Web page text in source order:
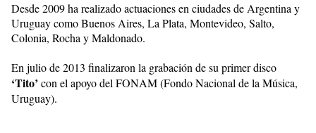
Desde 2009 ha realizado actuaciones en ciudades de Argentina y
Uruguay como Buenos Aires, La Plata, Montevideo, Salto,
Colonia, Rocha y Maldonado.
En julio de 2013 finalizaron la grabación de su primer disco
‘Tito’ con el apoyo del FONAM (Fondo Nacional de la Música,
Uruguay).